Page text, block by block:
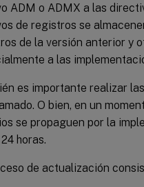
ADM o ADMX a las
de registros se
de la versión anterior y
a las
es importante realizar
O bien, en un
se propaguen por la
horas.
de actualización